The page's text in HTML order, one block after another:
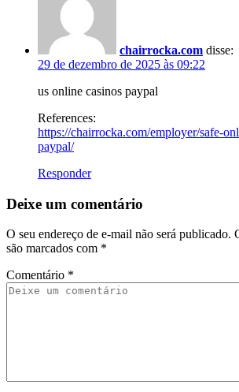
chairrocka.com disse:
29 de dezembro de 2025 às 09:22
us online casinos paypal
References:
https://chairrocka.com/employer/safe-
paypal/
Responder
Deixe um comentário
O seu endereço de e-mail não será publicado.
são marcados com *
Comentário *